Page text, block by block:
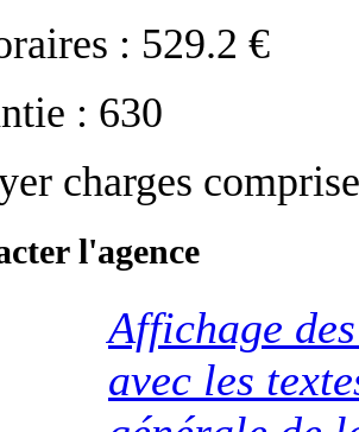
: 529.2 €
: 630
charges
l'agence
Affichage
avec les